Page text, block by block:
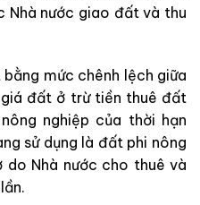
Nhà nước giao đất và thu
mức chênh lệch giữa
đất ở trừ tiền thuê đất
nghiệp của thời hạn
sử dụng là đất phi nông
do Nhà nước cho thuê và